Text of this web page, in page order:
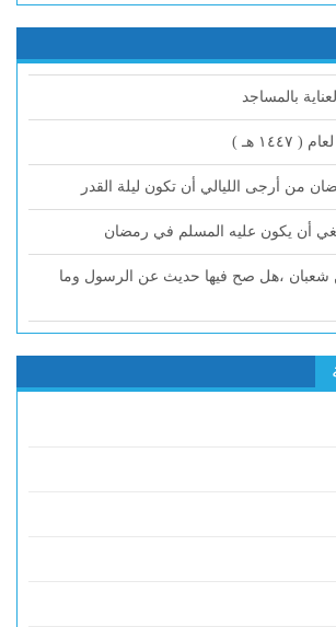
بالمساجد
هـ )
أن يكون عليه المسلم في رمضان
شعبان ،هل صح فيها حديث عن الرسول وما